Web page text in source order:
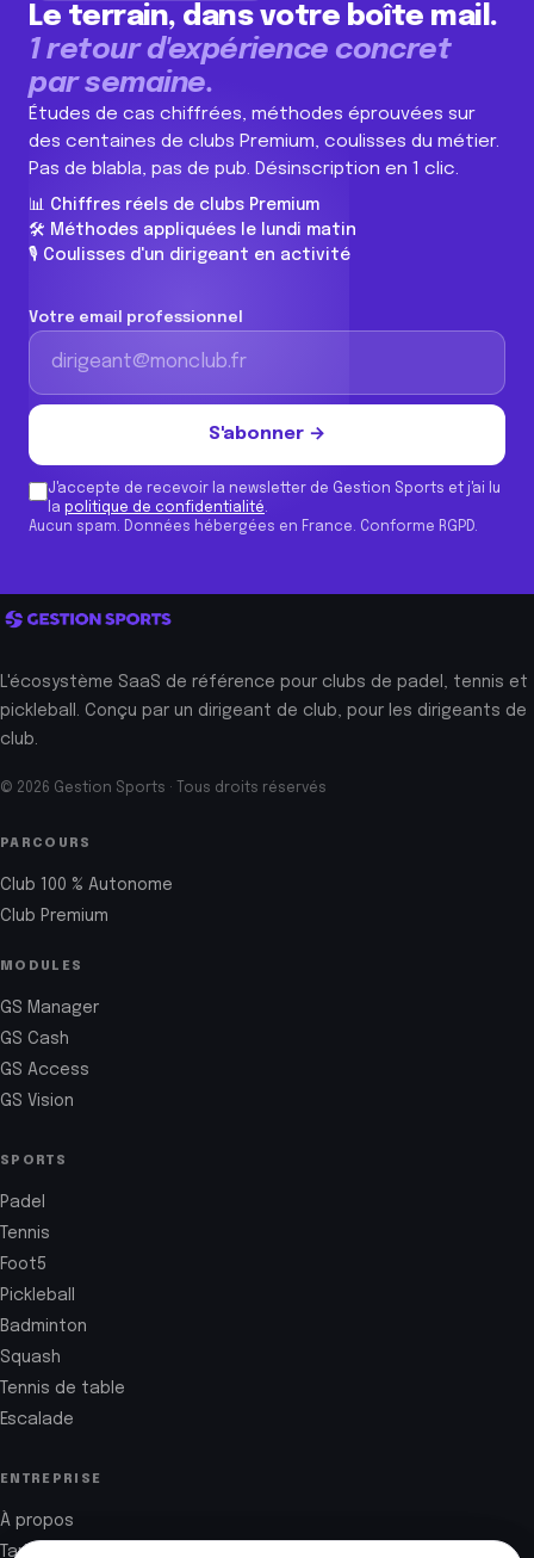
Le terrain, dans votre boîte mail.
1 retour d'expérience concret
par semaine.
Études de cas chiffrées, méthodes éprouvées sur
des centaines de clubs Premium, coulisses du métier.
Pas de blabla, pas de pub. Désinscription en 1 clic.
📊 Chiffres réels de clubs Premium
🛠️ Méthodes appliquées le lundi matin
🎙️ Coulisses d'un dirigeant en activité
Votre email professionnel
S'abonner →
J'accepte de recevoir la newsletter de Gestion Sports et j'ai lu
la politique de confidentialité.
Aucun spam. Données hébergées en France. Conforme RGPD.
L'écosystème SaaS de référence pour clubs de padel, tennis et
pickleball. Conçu par un dirigeant de club, pour les dirigeants de
club.
© 2026 Gestion Sports · Tous droits réservés
PARCOURS
Club 100 % Autonome
Club Premium
MODULES
GS Manager
GS Cash
GS Access
GS Vision
SPORTS
Padel
Tennis
Foot5
Pickleball
Badminton
Squash
Tennis de table
Escalade
ENTREPRISE
À propos
Tarifs